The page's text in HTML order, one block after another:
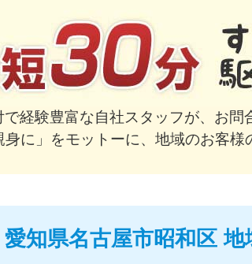
経験豊富な自社スタッフが、お
身に」をモットーに、地域のお客
愛知県名古屋市昭和区